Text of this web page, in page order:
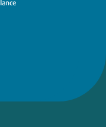
sursur